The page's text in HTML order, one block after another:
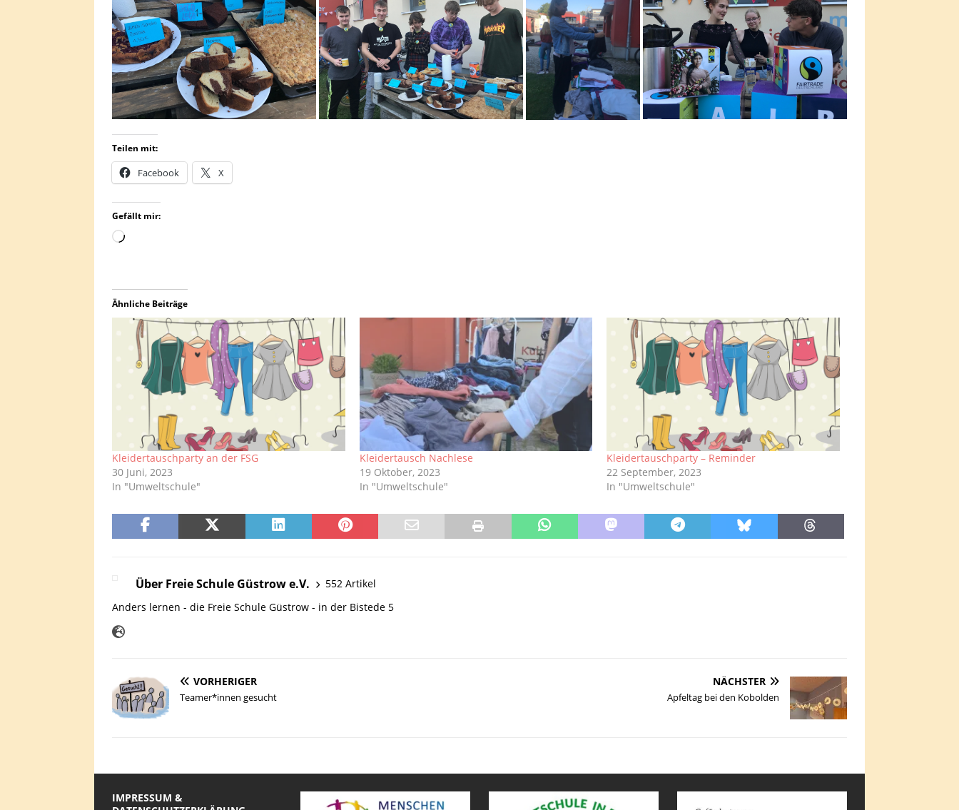
Teilen mit:
Facebook X
Gefällt mir:
Ähnliche Beiträge
Kleidertauschparty an der FSG
30 Juni, 2023
In "Umweltschule"
Kleidertausch Nachlese
19 Oktober, 2023
In "Umweltschule"
Kleidertauschparty – Reminder
22 September, 2023
In "Umweltschule"
Über Freie Schule Güstrow e.V.
552 Artikel
Anders lernen - die Freie Schule Güstrow - in der Bistede 5
VORHERIGER
Teamer*innen gesucht
NÄCHSTER
Apfeltag bei den Kobolden
IMPRESSUM &